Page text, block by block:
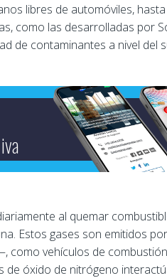
libres de automóviles,
como las desarrolladas por
de contaminantes a nivel del
al quemar
Estos gases son emitidos
como vehículos de
óxido de nitrógeno